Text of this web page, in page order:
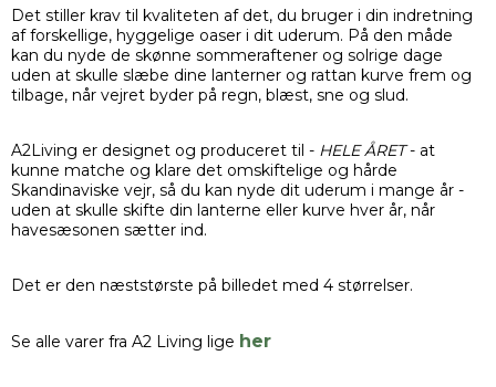
Det stiller krav til kvaliteten af det, du bruger i din indretning
af forskellige, hyggelige oaser i dit uderum. På den måde
kan du nyde de skønne sommeraftener og solrige dage
uden at skulle slæbe dine lanterner og rattan kurve frem og
tilbage, når vejret byder på regn, blæst, sne og slud.
A2Living er designet og produceret til - HELE ÅRET- at
kunne matche og klare det omskiftelige og hårde
Skandinaviske vejr, så du kan nyde dit uderum i mange år -
uden at skulle skifte din lanterne eller kurve hver år, når
havesæsonen sætter ind.
Det er den næststørste på billedet med 4 størrelser.
Se alle varer fra A2 Living lige her